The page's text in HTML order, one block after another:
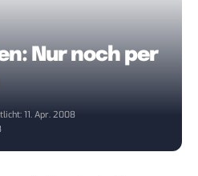
Nur noch per
11. Apr. 2008